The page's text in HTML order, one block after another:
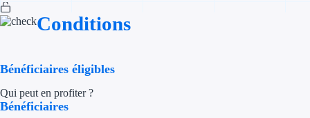
Conditions
Bénéficiaires éligibles
Qui peut en profiter ?
Bénéficiaires